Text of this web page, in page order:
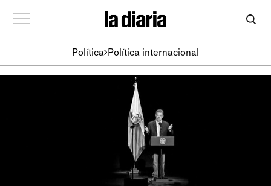
Política Política internacional